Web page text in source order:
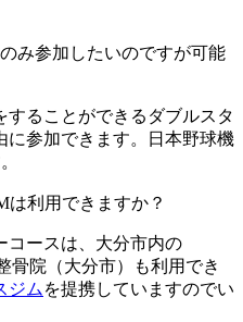
み参加したいのですが可能
ることができるダブルスタ
に参加できます。日本野球機
利用できますか？​​​​​
コースは、大分市内の
骨院（大分市）も利用でき
ジム を提携していますのでい